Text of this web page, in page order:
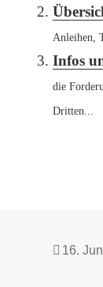
Anleihen,
Infos
die
Dritten...
16.